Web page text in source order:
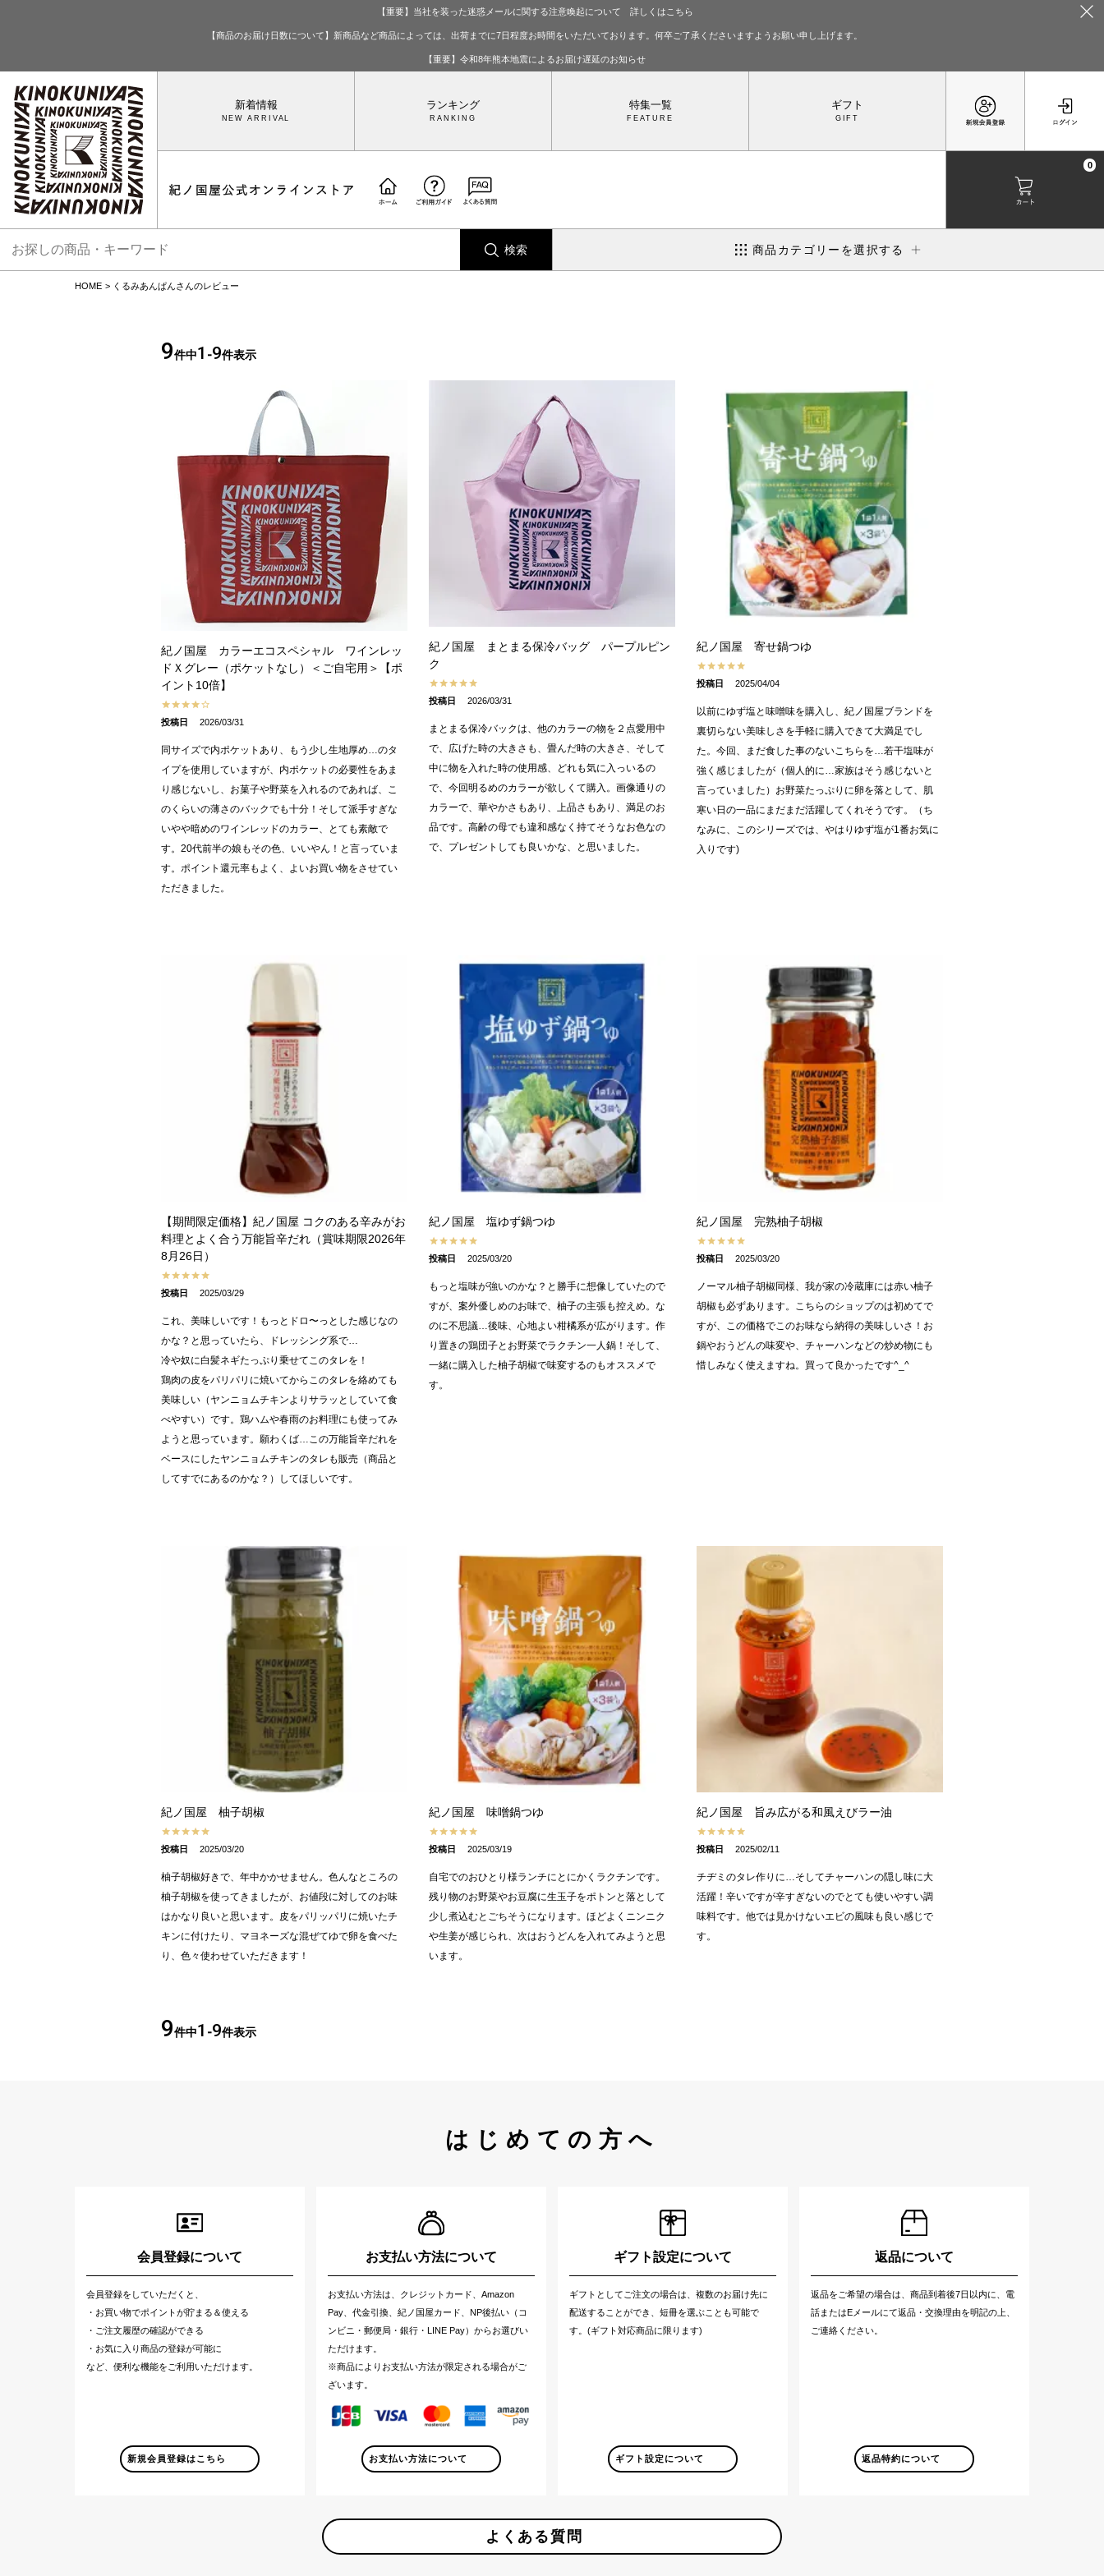
【重要】当社を装った迷惑メールに関する注意喚起について 詳しくはこちら
【商品のお届け日数について】新商品など商品によっては、出荷までに7日程度お時間をいただいております。何卒ご了承くださいますようお願い申し上げます。
【重要】令和8年熊本地震によるお届け遅延のお知らせ
0
新着情報 ランキング 特集一覧 ギフト
検索 商品カテゴリーを選択する
HOME くるみあんぱんさんのレビュー
9件中1 -9件表示
紀ノ国屋 カラーエコスペシャル ワインレッ
ドＸグレー（ポケットなし）＜ご自宅用＞【ポ
イント10倍】
投稿日 2026/03/31
同サイズで内ポケットあり、もう少し生地厚め…のタ
イプを使用していますが、内ポケットの必要性をあま
り感じないし、お菓子や野菜を入れるのであれば、こ
のくらいの薄さのバックでも十分！そして派手すぎな
いやや暗めのワインレッドのカラー、とても素敵で
す。20代前半の娘もその色、いいやん！と言っていま
す。ポイント還元率もよく、よいお買い物をさせてい
ただきました。
紀ノ国屋 まとまる保冷バッグ パープルピン
ク
投稿日 2026/03/31
まとまる保冷バックは、他のカラーの物を２点愛用中
で、広げた時の大きさも、畳んだ時の大きさ、そして
中に物を入れた時の使用感、どれも気に入っいるの
で、今回明るめのカラーが欲しくて購入。画像通りの
カラーで、華やかさもあり、上品さもあり、満足のお
品です。高齢の母でも違和感なく持てそうなお色なの
で、プレゼントしても良いかな、と思いました。
紀ノ国屋 寄せ鍋つゆ
投稿日 2025/04/04
以前にゆず塩と味噌味を購入し、紀ノ国屋ブランドを
裏切らない美味しさを手軽に購入できて大満足でし
た。今回、まだ食した事のないこちらを…若干塩味が
強く感じましたが（個人的に…家族はそう感じないと
言っていました）お野菜たっぷりに卵を落として、肌
寒い日の一品にまだまだ活躍してくれそうです。（ち
なみに、このシリーズでは、やはりゆず塩が1番お気に
入りです)
【期間限定価格】紀ノ国屋 コクのある辛みがお
料理とよく合う万能旨辛だれ（賞味期限2026年
8月26日）
投稿日 2025/03/29
これ、美味しいです！もっとドロ〜っとした感じなの
かな？と思っていたら、ドレッシング系で…
冷や奴に白髪ネギたっぷり乗せてこのタレを！
鶏肉の皮をパリパリに焼いてからこのタレを絡めても
美味しい（ヤンニョムチキンよりサラッとしていて食
べやすい）です。鶏ハムや春雨のお料理にも使ってみ
ようと思っています。願わくば…この万能旨辛だれを
ベースにしたヤンニョムチキンのタレも販売（商品と
してすでにあるのかな？）してほしいです。
紀ノ国屋 塩ゆず鍋つゆ
投稿日 2025/03/20
もっと塩味が強いのかな？と勝手に想像していたので
すが、案外優しめのお味で、柚子の主張も控えめ。な
のに不思議…後味、心地よい柑橘系が広がります。作
り置きの鶏団子とお野菜でラクチン一人鍋！そして、
一緒に購入した柚子胡椒で味変するのもオススメで
す。
紀ノ国屋 完熟柚子胡椒
投稿日 2025/03/20
ノーマル柚子胡椒同様、我が家の冷蔵庫には赤い柚子
胡椒も必ずあります。こちらのショップのは初めてで
すが、この価格でこのお味なら納得の美味しいさ！お
鍋やおうどんの味変や、チャーハンなどの炒め物にも
惜しみなく使えますね。買って良かったです^_^
紀ノ国屋 柚子胡椒
投稿日 2025/03/20
柚子胡椒好きで、年中かかせません。色んなところの
柚子胡椒を使ってきましたが、お値段に対してのお味
はかなり良いと思います。皮をパリッパリに焼いたチ
キンに付けたり、マヨネーズな混ぜてゆで卵を食べた
り、色々使わせていただきます！
紀ノ国屋 味噌鍋つゆ
投稿日 2025/03/19
自宅でのおひとり様ランチにとにかくラクチンです。
残り物のお野菜やお豆腐に生玉子をポトンと落として
少し煮込むとごちそうになります。ほどよくニンニク
や生姜が感じられ、次はおうどんを入れてみようと思
います。
紀ノ国屋 旨み広がる和風えびラー油
投稿日 2025/02/11
チヂミのタレ作りに…そしてチャーハンの隠し味に大
活躍！辛いですが辛すぎないのでとても使いやすい調
味料です。他では見かけないエビの風味も良い感じで
す。
9件中1 -9件表示
はじめての方へ
会員登録について
会員登録をしていただくと、
・お買い物でポイントが貯まる＆使える
・ご注文履歴の確認ができる
・お気に入り商品の登録が可能に
など、便利な機能をご利用いただけます。
新規会員登録はこちら
お支払い方法について
お支払い方法は、クレジットカード、Amazon
Pay、代金引換、紀ノ国屋カード、NP後払い（コ
ンビニ・郵便局・銀行・LINE Pay）からお選びい
ただけます。
※商品によりお支払い方法が限定される場合がご
ざいます。
お支払い方法について
ギフト設定について
ギフトとしてご注文の場合は、複数のお届け先に
配送することができ、短冊を選ぶことも可能で
す。(ギフト対応商品に限ります)
ギフト設定について
返品について
返品をご希望の場合は、商品到着後7日以内に、電
話またはEメールにて返品・交換理由を明記の上、
ご連絡ください。
返品特約について
よくある質問